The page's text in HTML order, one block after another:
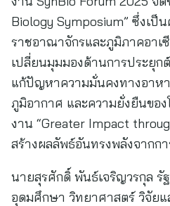
Biology Symposium” ซึ่งเป็
ราชอาณาจักรและภูมิภาคอาเ
เปลี่ยนมุมมองด้านการประยุก
แก้ปัญหาความมั่นคงทางอาห
ภูมิอากาศ และความยั่งยืนขอ
งาน “Greater Impact
สร้างผลลัพธ์อันทรงพลังจากก
นายสุรศักดิ์ พันธ์เจริญวรกุล รั
อุดมศึกษา วิทยาศาสตร์ วิจัยแ